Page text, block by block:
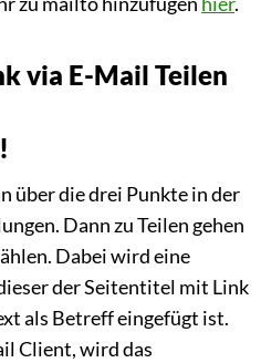
via E-Mail Teilen
über die drei Punkte in der
Dann zu Teilen gehen
Dabei wird eine
der Seitentitel mit Link
als Betreff eingefügt ist.
Client, wird das